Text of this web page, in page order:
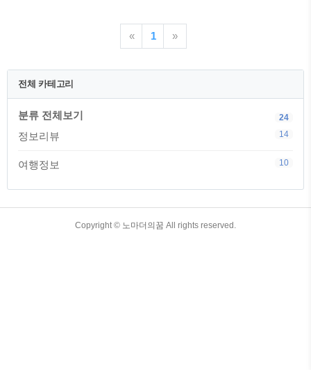
통장을 만들기 위해서는 자녀 기준 기본증
명서 상세를 은행에 제출해야지만 통장을
넷을 이용하여 직접 집에서 발급받아 인쇄
하는 방법이 있습니다. 모바일로도 발급을
« 1 »
전체 카테고리
분류 전체보기 24
정보리뷰 14
여행정보 10
Copyright © 노마더의꿈 All rights reserved.
TistoryWhaleSkin3.4